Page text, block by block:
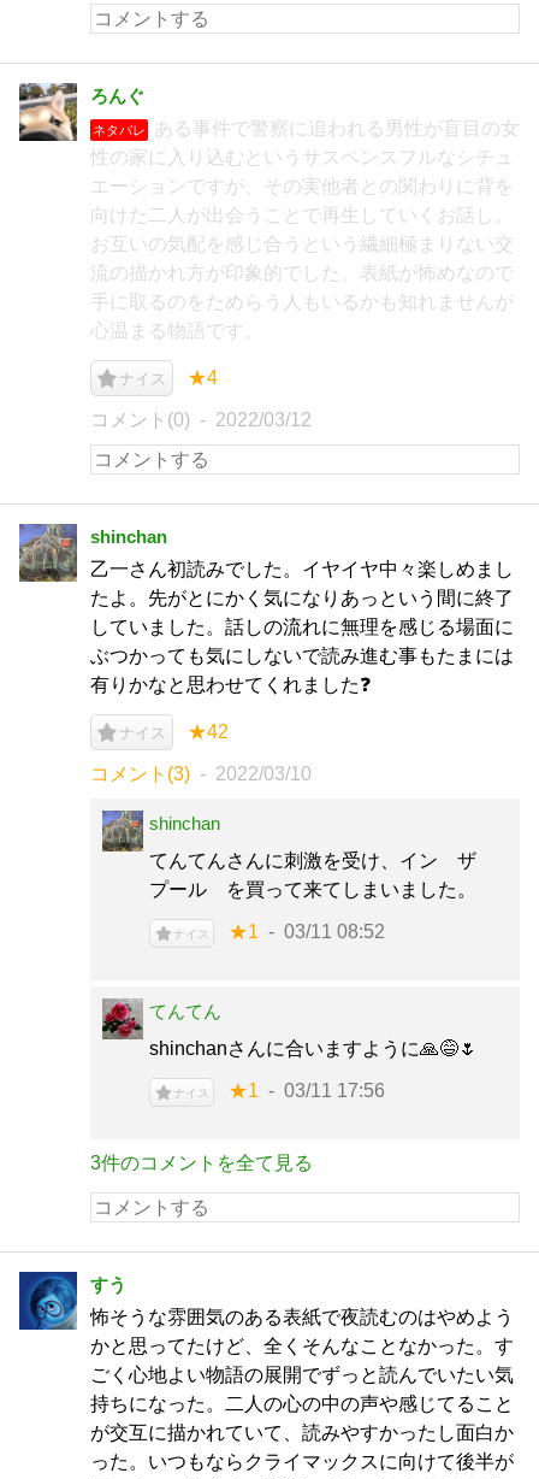
ろんぐ
ネタバレ
ある事件で警察に追われる男性が盲目の女
性の家に入り込むというサスペンスフルなシチュ
エーションですが、その実他者との関わりに背を
向けた二人が出会うことで再生していくお話し。
お互いの気配を感じ合うという繊細極まりない交
流の描かれ方が印象的でした。表紙が怖めなので
手に取るのをためらう人もいるかも知れませんが
心温まる物語です。
ナイス ★4
コメント(0) 2022/03/12
shinchan
乙一さん初読みでした。イヤイヤ中々楽しめまし
たよ。先がとにかく気になりあっという間に終了
していました。話しの流れに無理を感じる場面に
ぶつかっても気にしないで読み進む事もたまには
有りかなと思わせてくれました❓
ナイス ★42
コメント(3) 2022/03/10
shinchan
てんてんさんに刺激を受け、イン ザ
プール を買って来てしまいました。
ナイス ★1 03/11 08:52
てんてん
shinchanさんに合いますように🙏😅🌷
ナイス ★1 03/11 17:56
3件のコメントを全て見る
すう
怖そうな雰囲気のある表紙で夜読むのはやめよう
かと思ってたけど、全くそんなことなかった。す
ごく心地よい物語の展開でずっと読んでいたい気
持ちになった。二人の心の中の声や感じてること
が交互に描かれていて、読みやすかったし面白か
った。いつもならクライマックスに向けて後半が